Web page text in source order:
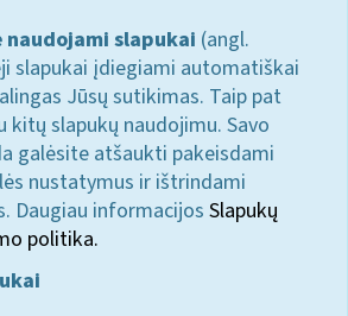
naudojami slapukai (angl.
slapukai įdiegiami automatiškai
Jūsų sutikimas. Taip pat
slapukų naudojimu. Savo
galėsite atšaukti pakeisdami
nustatymus ir ištrindami
Daugiau informacijos Slapukų
politika.